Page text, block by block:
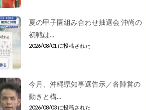
夏の甲子園組み合わせ抽選会 沖尚の
初戦は...
2026/08/01 に投稿された
今月、沖縄県知事選告示／各陣営の
動きと構...
2026/08/03 に投稿された